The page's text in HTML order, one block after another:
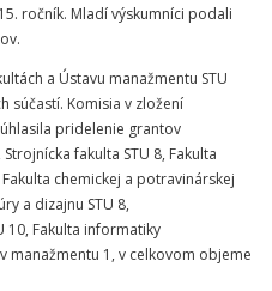
ročník. Mladí výskumníci podali
a Ústavu manažmentu STU
súčastí. Komisia v zložení
pridelenie grantov
fakulta STU 8, Fakulta
chemickej a potravinárskej
a dizajnu STU 8,
10, Fakulta informatiky
manažmentu 1, v celkovom objeme